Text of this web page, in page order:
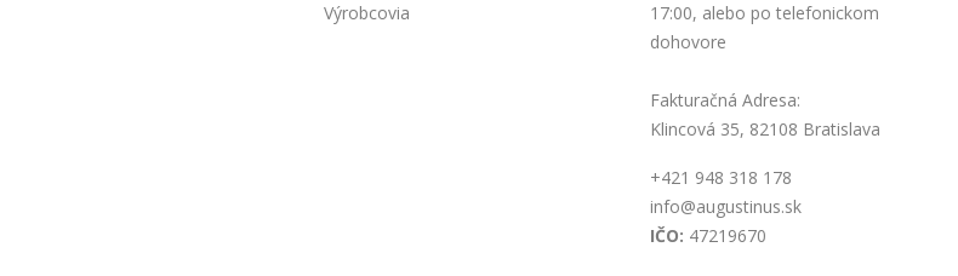
Výrobcovia
17:00, alebo po telefonickom
dohovore
Fakturačná Adresa:
Klincová 35, 82108 Bratislava
+421 948 318 178
info@augustinus.sk
IČO: 47219670